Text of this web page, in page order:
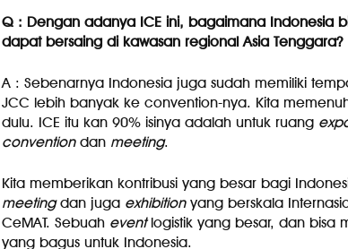
Q : Dengan adanya ICE ini, bagaimana Indonesia
dapat bersaing di kawasan regional Asia Tenggara?
A : Sebenarnya Indonesia juga sudah memiliki
JCC lebih banyak ke convention-nya. Kita
dulu. ICE itu kan 90% isinya adalah untuk ruang
conventiondan meeting.
Kita memberikan kontribusi yang besar bagi
meetingdan juga exhibitionyang berskala
CeMAT. Sebuah eventlogistik yang besar, dan bisa
yang bagus untuk Indonesia.